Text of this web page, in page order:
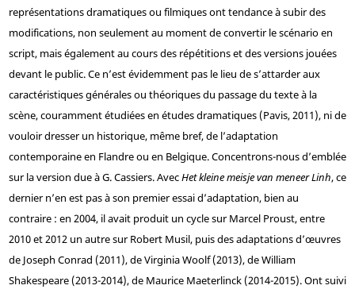
représentations dramatiques ou filmiques ont tendance à subir des
modifications, non seulement au moment de convertir le scénario en
script, mais également au cours des répétitions et des versions jouées
devant le public. Ce n’est évidemment pas le lieu de s’attarder aux
caractéristiques générales ou théoriques du passage du texte à la
scène, couramment étudiées en études dramatiques (Pavis, 2011), ni de
vouloir dresser un historique, même bref, de l’adaptation
contemporaine en Flandre ou en Belgique. Concentrons-nous d’emblée
sur la version due à G. Cassiers. AvecHet kleine meisje van meneer Linh, ce
dernier n’en est pas à son premier essai d’adaptation, bien au
contraire : en 2004, il avait produit un cycle sur Marcel Proust, entre
2010 et 2012 un autre sur Robert Musil, puis des adaptations d’œuvres
de Joseph Conrad (2011), de Virginia Woolf (2013), de William
Shakespeare (2013-2014), de Maurice Maeterlinck (2014-2015). Ont suivi